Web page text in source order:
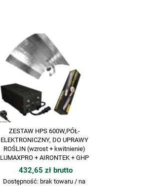
ZESTAW HPS 600W,PÓŁ-
ELEKTRONICZNY, DO UPRAWY
ROŚLIN (wzrost + kwitnienie)
LUMAXPRO + AIRONTEK + GHP
432,65 zł brutto
Dostępność: brak towaru / na